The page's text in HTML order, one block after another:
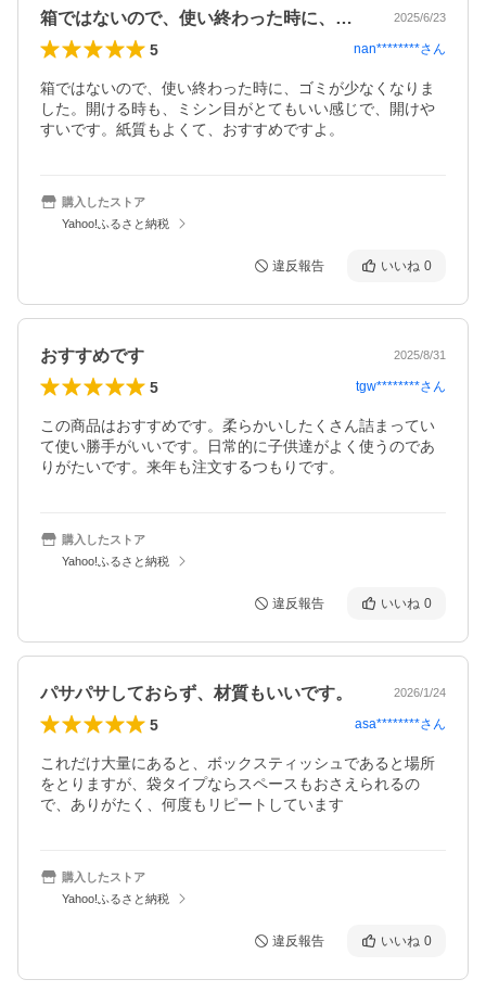
箱ではないので、使い終わった時に、ゴミ… 2025/6/23
5 nan********さん
箱ではないので、使い終わった時に、ゴミが少なくなりま
した。開ける時も、ミシン目がとてもいい感じで、開けや
すいです。紙質もよくて、おすすめですよ。
購入したストア
Yahoo!ふるさと納税
違反報告 いいね 0
おすすめです 2025/8/31
5 tgw********さん
この商品はおすすめです。柔らかいしたくさん詰まってい
て使い勝手がいいです。日常的に子供達がよく使うのであ
りがたいです。来年も注文するつもりです。
購入したストア
Yahoo!ふるさと納税
違反報告 いいね 0
パサパサしておらず、材質もいいです。 2026/1/24
5 asa********さん
これだけ大量にあると、ボックスティッシュであると場所
をとりますが、袋タイプならスペースもおさえられるの
で、ありがたく、何度もリピートしています
購入したストア
Yahoo!ふるさと納税
違反報告 いいね 0